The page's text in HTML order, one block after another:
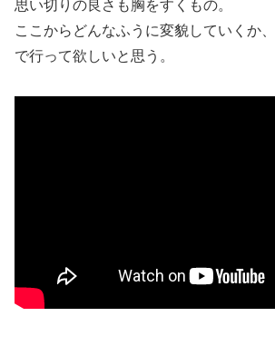
思い切りの良さも胸をすくもの。
ここからどんなふうに変貌していくか
で行って欲しいと思う。